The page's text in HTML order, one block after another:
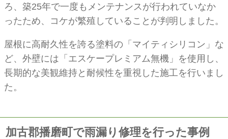
ろ、築25年で一度もメンテナンスが行われていなか
ったため、コケが繁殖していることが判明しました。
屋根に高耐久性を誇る塗料の「マイティシリコン」な
ど、外壁には「エスケープレミアム無機」を使用し、
長期的な美観維持と耐候性を重視した施工を行いまし
た。
加古郡播磨町で雨漏り修理を行った事例